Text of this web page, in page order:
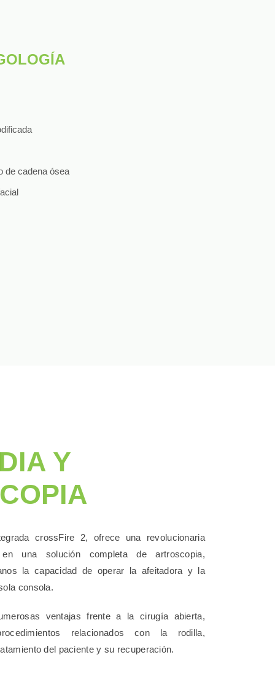
de cadena ósea
Y
crossFire 2, ofrece una revolucionaria
una solución completa de artroscopia,
la capacidad de operar la afeitadora y la
consola.
ventajas frente a la cirugía abierta,
relacionados con la rodilla,
del paciente y su recuperación.